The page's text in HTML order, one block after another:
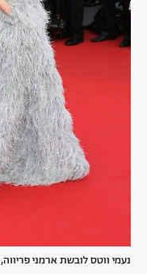
נעמי ווטס לובשת ארמני פריווה, 2015 | צילום: Tony Barson/FilmMagic